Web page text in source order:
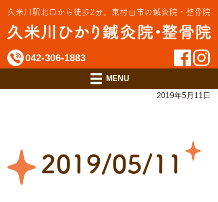
久米川駅北口から徒歩2分。 東村山市の鍼灸院・整骨院
042-306-1883
料金のご案内
アクセス
2019年5月11日
2019/05/11